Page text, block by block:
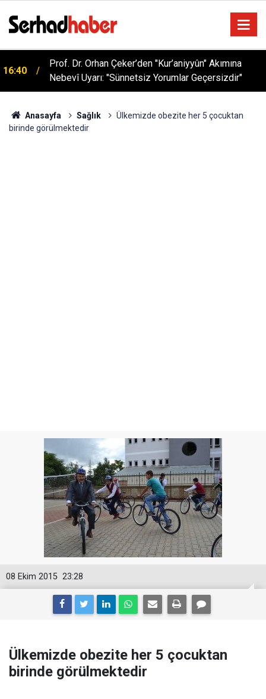
05:57
Sağlıklı Beslenmede Yeni Trend: Düşük Kalorili
Multi-Fiber İçecek Tozu
Anasayfa Sağlık
Ülkemizde obezite her 5 çocuktan
birinde görülmektedir
23:28
08 Ekim 2015
Ülkemizde obezite her 5 çocuktan
birinde görülmektedir